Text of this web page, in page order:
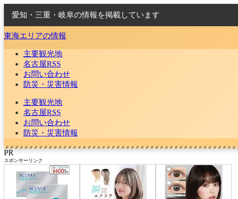
愛知・三重・岐阜の情報を掲載しています
東海エリアの情報
主要観光地
名古屋RSS
お問い合わせ
防災・災害情報
主要観光地
名古屋RSS
お問い合わせ
防災・災害情報
PR
スポンサーリンク